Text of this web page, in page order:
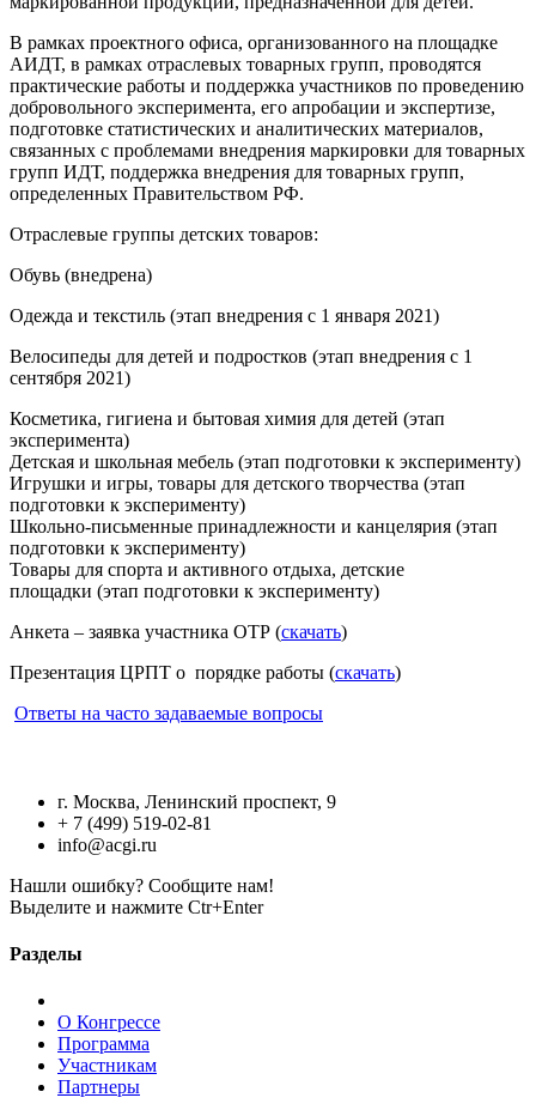
В рамках проектного офиса, организованного на площадке
АИДТ, в рамках отраслевых товарных групп, проводятся
практические работы и поддержка участников по проведению
добровольного эксперимента, его апробации и экспертизе,
подготовке статистических и аналитических материалов,
связанных с проблемами внедрения маркировки для товарных
групп ИДТ, поддержка внедрения для товарных групп,
определенных Правительством РФ.
Отраслевые группы детских товаров:
Обувь (внедрена)
Одежда и текстиль (этап внедрения с 1 января 2021)
Велосипеды для детей и подростков (этап внедрения с 1
сентября 2021)
Косметика, гигиена и бытовая химия для детей (этап
эксперимента)
Детская и школьная мебель (этап подготовки к эксперименту)
Игрушки и игры, товары для детского творчества (этап
подготовки к эксперименту)
Школьно-письменные принадлежности и канцелярия (этап
подготовки к эксперименту)
Товары для спорта и активного отдыха, детские
площадки (этап подготовки к эксперименту)
Анкета – заявка участника ОТР (скачать)
Презентация ЦРПТ о порядке работы (скачать)
Ответы на часто задаваемые вопросы
г. Москва, Ленинский проспект, 9
+ 7 (499) 519-02-81
info@acgi.ru
Нашли ошибку? Сообщите нам!
Выделите и нажмите Ctr+Enter
Разделы
О Конгрессе
Программа
Участникам
Партнеры